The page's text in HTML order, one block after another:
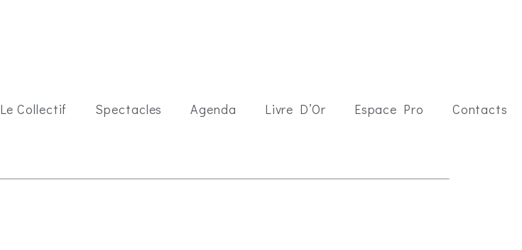
Le Collectif Spectacles Agenda Livre D’Or Espace Pro Contacts